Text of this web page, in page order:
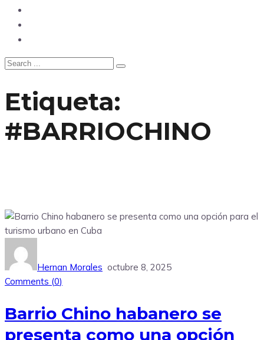
Etiqueta:
#BARRIOCHINO
Hernan Morales octubre 8, 2025
Comments (0)
Barrio Chino habanero se
presenta como una opción